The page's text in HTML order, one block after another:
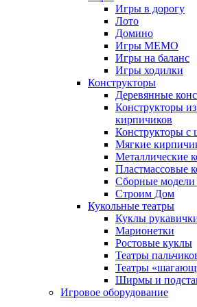
Игры в дорогу
Лото
Домино
Игры МЕМО
Игры на баланс
Игры ходилки
Конструкторы
Деревянные
Конструкторы
кирпичиков
Конструкторы с
Мягкие
Металлические
Пластмассовые
Сборные модели
Строим Дом
Кукольные театры
Куклы
Марионетки
Ростовые куклы
Театры
Театры
Ширмы и
Игровое оборудование